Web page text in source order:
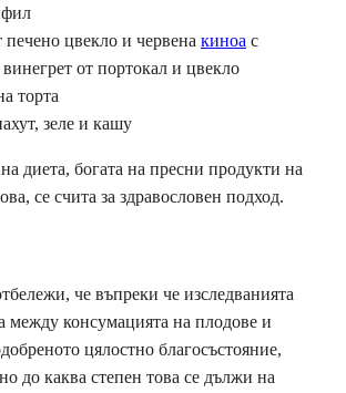
печено цвекло и червена киноа с
от портокал и цвекло
торта
зеле и кашу
диета, богата на пресни продукти на
се счита за здравословен подход.
че въпреки че изследванията
между консумацията на плодове и
цялостно благосъстояние,
до каква степен това се дължи на